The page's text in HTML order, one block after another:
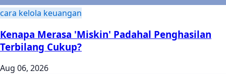
cara kelola keuangan
Kenapa Merasa 'Miskin' Padahal Penghasilan
Terbilang Cukup?
Aug 06, 2026